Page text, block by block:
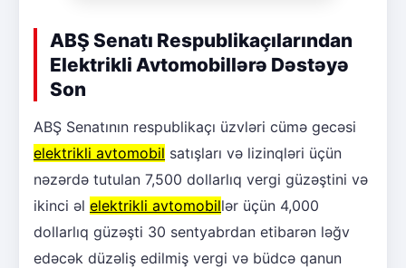
ABŞ Senatı Respublikaçılarından
Elektrikli Avtomobillərə Dəstəyə
Son
ABŞ Senatının respublikaçı üzvləri cümə gecəsi
elektrikli avtomobil satışları və lizinqləri üçün
nəzərdə tutulan 7,500 dollarlıq vergi güzəştini və
ikinci əl elektrikli avtomobillər üçün 4,000
dollarlıq güzəşti 30 sentyabrdan etibarən ləğv
edəcək düzəliş edilmiş vergi və büdcə qanun